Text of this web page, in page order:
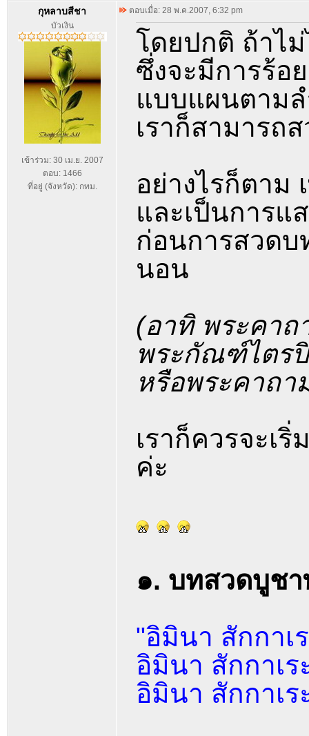
กุหลาบสีชา
บัวเงิน
เข้าร่วม: 30 เม.ย. 2007
ตอบ: 1466
ที่อยู่ (จังหวัด): กทม.
ตอบเมื่อ: 28 พ.ค.2007, 6:32 pm
โดยปกติ ถ้าไ
ซึ่งจะมีการร้อ
แบบแผนตาม
เราก็สามารถ
อย่างไรก็ตาม
และเป็นการแ
ก่อนการสวดบ
นอน
(อาทิ พระคา
พระกัณฑ์ไตร
หรือพระคาถา
เราก็ควรจะเ
ค่ะ
๑. บทสวดบูช
"อิมินา สักกาเ
อิมินา สักกาเ
อิมินา สักกาเ